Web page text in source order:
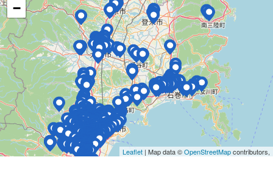
−
Leaflet | Map data ©OpenStreetMapcontributors,